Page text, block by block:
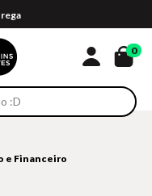
cartão*
0
e Financeiro